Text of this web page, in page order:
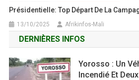
Présidentielle: Top Départ De La
13/10/2025 Afrikinfos-Mali
DERNIÈRES INFOS
Yorosso : Un
Incendié Et